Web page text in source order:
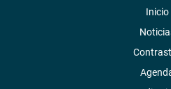
Inicio